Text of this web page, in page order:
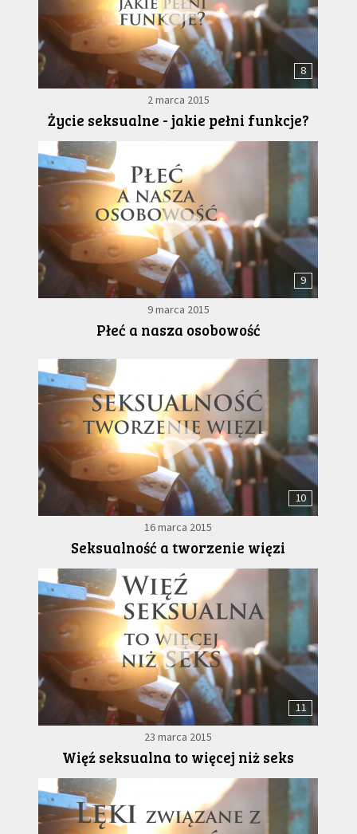
8
2 marca 2015
Życie seksualne - jakie pełni funkcje?
9
9 marca 2015
Płeć a nasza osobowość
10
16 marca 2015
Seksualność a tworzenie więzi
11
23 marca 2015
Więź seksualna to więcej niż seks